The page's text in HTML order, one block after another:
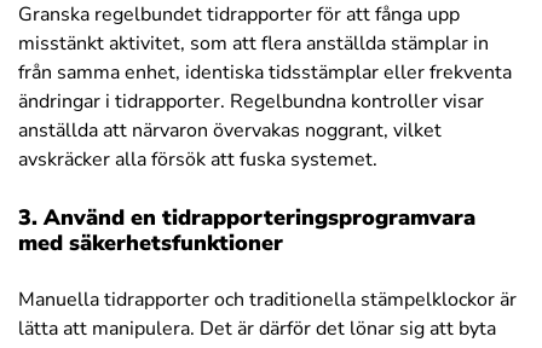
Granska regelbundet tidrapporter för att fånga upp
misstänkt aktivitet, som att flera anställda stämplar in
från samma enhet, identiska tidsstämplar eller frekventa
ändringar i tidrapporter. Regelbundna kontroller visar
anställda att närvaron övervakas noggrant, vilket
avskräcker alla försök att fuska systemet.
3. Använd en tidrapporteringsprogramvara
med säkerhetsfunktioner
Manuella tidrapporter och traditionella stämpelklockor är
lätta att manipulera. Det är därför det lönar sig att byta